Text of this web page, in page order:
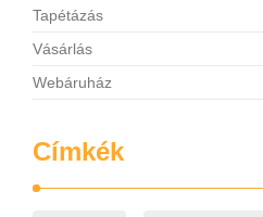
Tapétázás
Vásárlás
Webáruház
Címkék